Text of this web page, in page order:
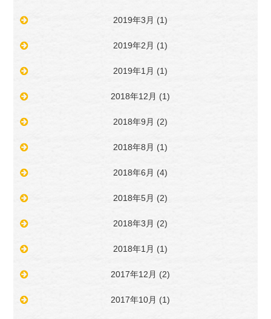
2019年3月 (1)
2019年2月 (1)
2019年1月 (1)
2018年12月 (1)
2018年9月 (2)
2018年8月 (1)
2018年6月 (4)
2018年5月 (2)
2018年3月 (2)
2018年1月 (1)
2017年12月 (2)
2017年10月 (1)